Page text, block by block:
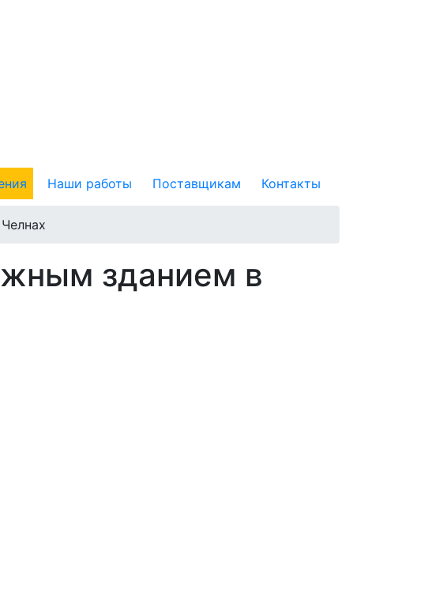
Наши работы Поставщикам Контакты
зданием в